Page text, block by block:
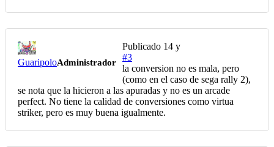
GuaripoloAdministrador
Publicado 14 y
#3
la conversion no es mala, pero
(como en el caso de sega rally 2),
se nota que la hicieron a las apuradas y no es un arcade
perfect. No tiene la calidad de conversiones como virtua
striker, pero es muy buena igualmente.